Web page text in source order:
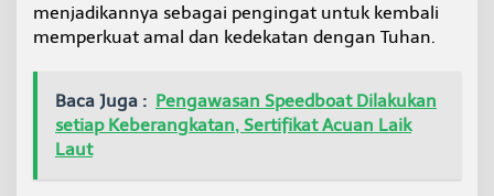
menjadikannya sebagai pengingat untuk kembali
memperkuat amal dan kedekatan dengan Tuhan.
Baca Juga : Pengawasan Speedboat Dilakukan
setiap Keberangkatan, Sertifikat Acuan Laik
Laut